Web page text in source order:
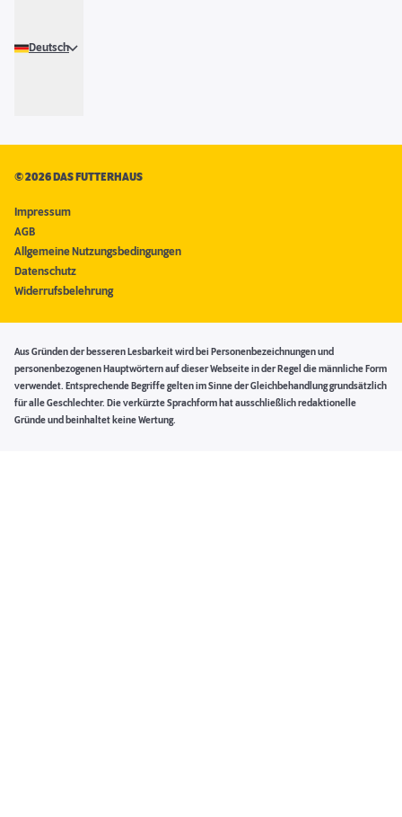
Deutsch
©2026 DAS FUTTERHAUS
Impressum
AGB
Allgemeine Nutzungsbedingungen
Datenschutz
Widerrufsbelehrung
Aus Gründen der besseren Lesbarkeit wird bei Personenbezeichnungen und
personenbezogenen Hauptwörtern auf dieser Webseite in der Regel die männliche Form
verwendet. Entsprechende Begriffe gelten im Sinne der Gleichbehandlung grundsätzlich
für alle Geschlechter. Die verkürzte Sprachform hat ausschließlich redaktionelle
Gründe und beinhaltet keine Wertung.